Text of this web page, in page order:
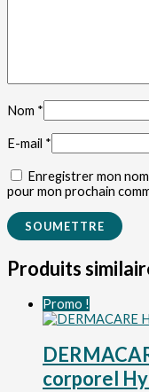
Nom *
E-mail *
Enregistrer mon
pour mon prochain
Produits
Promo !
corporel